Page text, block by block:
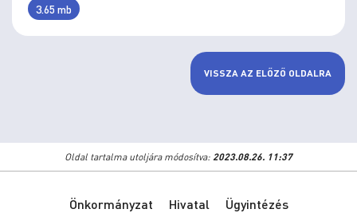
3.65 mb
VISSZA AZ ELŐZŐ OLDALRA
Oldal tartalma utoljára módosítva: 2023.08.26. 11:37
Önkormányzat Hivatal
Ügyintézés